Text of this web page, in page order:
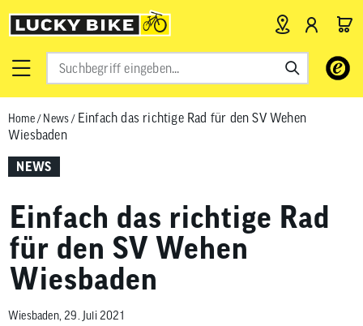
Verwende
Pfeile
das
Home/ News/ Einfach das richtige Rad für den SV Wehen
Wiesbaden
NEWS
Einfach das richtige Rad
für den SV Wehen
Wiesbaden
Wiesbaden, 29. Juli 2021